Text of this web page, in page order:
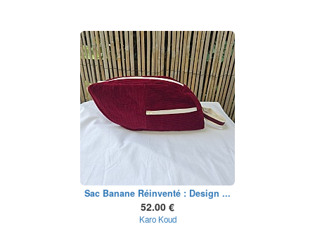
Sac Banane Réinventé : Design ...
52.00 €
Karo Koud